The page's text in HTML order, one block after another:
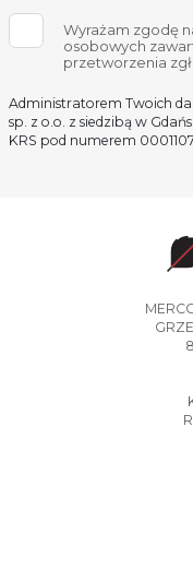
Wyrażam zgodę
osobowych
przetworzenia
Administratorem Twoich
sp. z o.o. z siedzibą w
KRS pod numerem